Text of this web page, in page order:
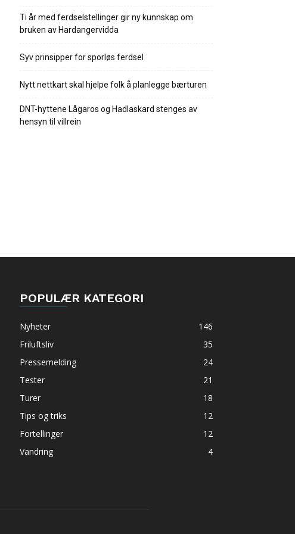
Ti år med ferdselstellinger gir ny kunnskap om
bruken av Hardangervidda
Syv prinsipper for sporløs ferdsel
Nytt nettkart skal hjelpe folk å planlegge bærturen
DNT-hyttene Lågaros og Hadlaskard stenges av
hensyn til villrein
POPULÆR KATEGORI
Nyheter
146
Friluftsliv
35
Pressemelding
24
Tester
21
Turer
18
Tips og triks
12
Fortellinger
12
Vandring
4